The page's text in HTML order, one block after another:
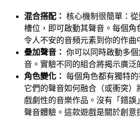
混合搭配： 核心機制很簡單：
槽位，即可啟動其聲音。每個角
令人不安的音頻元素到你的作曲
疊加聲音： 你可以同時啟動多
音。實驗不同的組合將揭示廣泛
角色變化： 每個角色都有獨特
它們的聲音如何融合（或衝突）
戲劇性的音樂作品。沒有「錯誤
聲音體驗。這款遊戲是關於創意